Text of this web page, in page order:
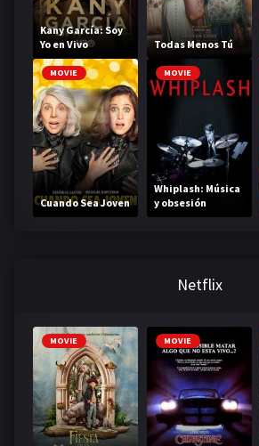
Kany García: Soy
Yo en Vivo
Todas Menos Tú
MOVIE
Cuando Sea Joven
MOVIE
Whiplash: Música
y obsesión
Netflix
MOVIE MOVIE